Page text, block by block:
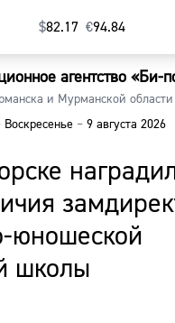
$⁠82.17 €⁠94.84
агентство «Би-
и Мурманской области
Воскресенье – 9 августа 2026
юношеской
школы